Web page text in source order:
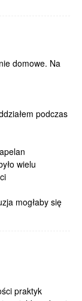
domowe. Na
podczas
wielu
mogłaby się
praktyk